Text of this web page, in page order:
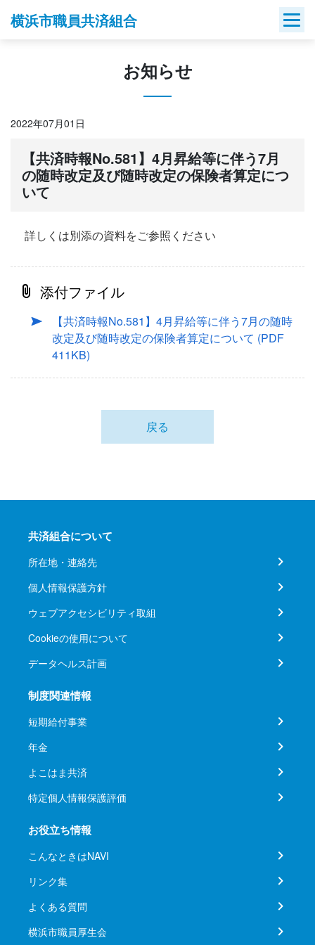
横浜市職員共済組合
お知らせ
2022年07月01日
【共済時報No.581】4月昇給等に伴う7月
の随時改定及び随時改定の保険者算定につ
いて
詳しくは別添の資料をご参照ください
添付ファイル
【共済時報No.581】4月昇給等に伴う7月の随時
改定及び随時改定の保険者算定について (PDF
411KB)
戻る
共済組合について
所在地・連絡先
個人情報保護方針
ウェブアクセシビリティ取組
Cookieの使用について
データヘルス計画
制度関連情報
短期給付事業
年金
よこはま共済
特定個人情報保護評価
お役立ち情報
こんなときはNAVI
リンク集
よくある質問
横浜市職員厚生会